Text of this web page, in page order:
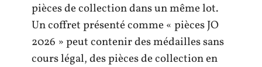
pièces de collection dans un même lot.
Un coffret présenté comme « pièces JO
2026 » peut contenir des médailles sans
cours légal, des pièces de collection en